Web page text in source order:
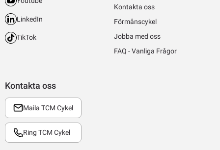
Kontakta oss
Maila TCM Cykel
Ring TCM Cykel
LinkedIn
TikTok
Kontakta oss
Förmånscykel
Jobba med oss
FAQ - Vanliga Frågor